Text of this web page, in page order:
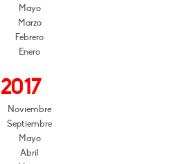
Mayo
Marzo
Febrero
Enero
2017
Noviembre
Septiembre
Mayo
Abril